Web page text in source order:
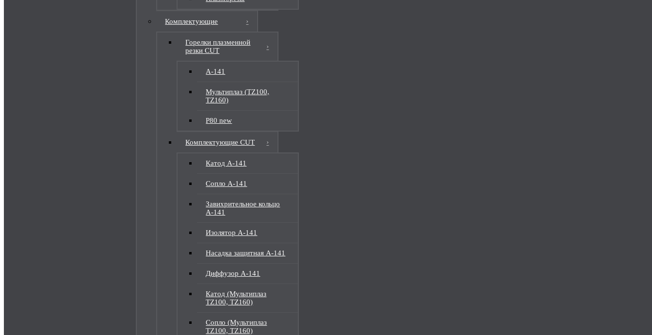
Комплектующие
Горелки плазменной
резки CUT
А-141
Мультиплаз (TZ100,
TZ160)
P80 new
Комплектующие CUT
Катод A-141
Сопло А-141
Завихрительное кольцо
A-141
Изолятор А-141
Насадка защитная A-141
Диффузор A-141
Катод (Мультиплаз
TZ100, TZ160)
Сопло (Мультиплаз
TZ100, TZ160)